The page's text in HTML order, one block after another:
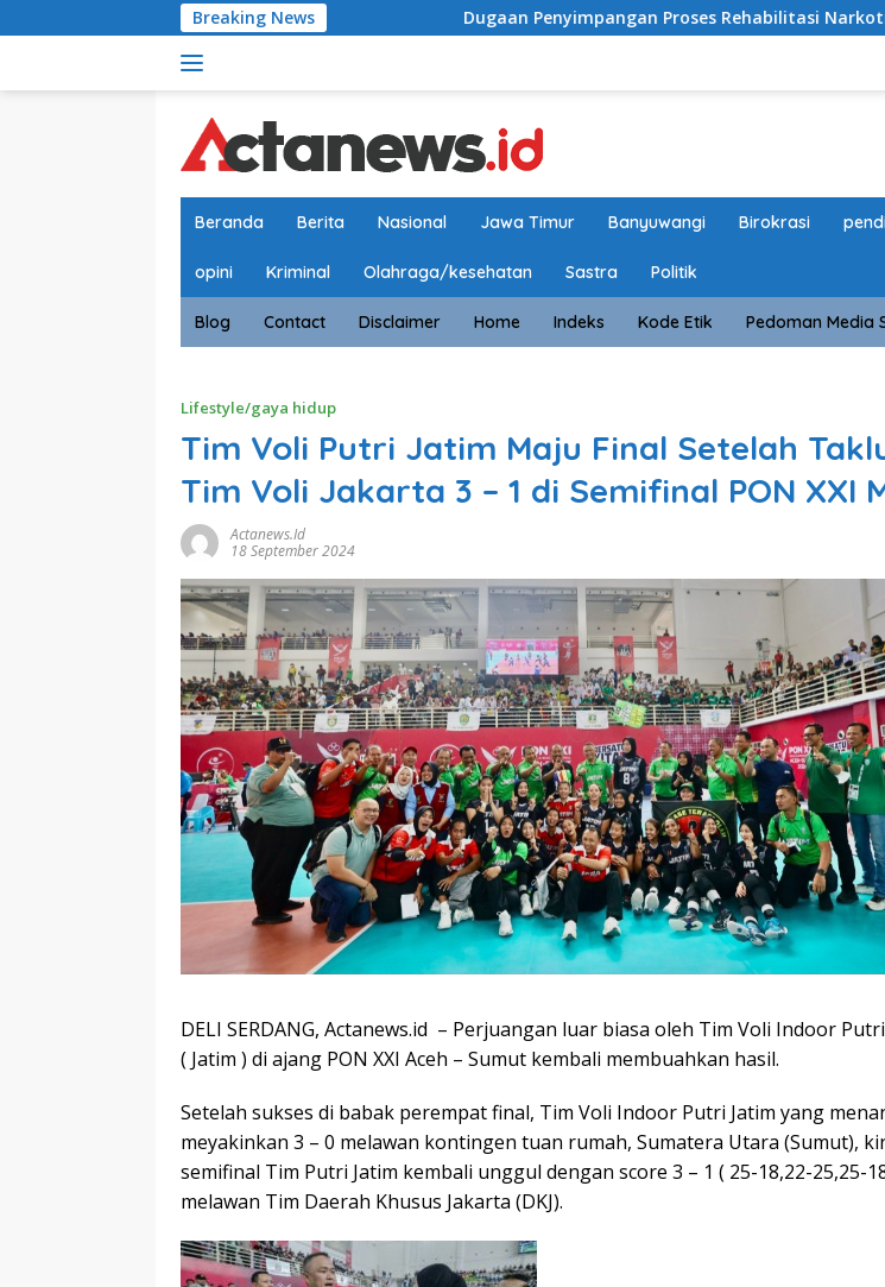
ke
Breaking NewsDugaan Penyimpangan Proses Rehabilitasi Narkotika di Sidoarjo
Beranda Berita Nasional Jawa Timur Banyuwangi Birokrasi
opini Kriminal Olahraga/kesehatan Sastra Politik
Blog Contact Disclaimer Home Indeks Kode Etik Pedoman Media
Lifestyle/gaya hidup
Tim Voli Putri Jatim Maju Final Setelah
Tim Voli Jakarta 3 – 1 di Semifinal PON XXI
Actanews.id
18 September 2024
DELI SERDANG, Actanews.id – Perjuangan luar biasa oleh Tim Voli Indoor
( Jatim ) di ajang PON XXI Aceh – Sumut kembali membuahkan hasil.
Setelah sukses di babak perempat final, Tim Voli Indoor Putri Jatim yang
meyakinkan 3 – 0 melawan kontingen tuan rumah, Sumatera Utara (Sumut),
semifinal Tim Putri Jatim kembali unggul dengan score 3 – 1 ( 25-18,22-25,25-
melawan Tim Daerah Khusus Jakarta (DKJ).